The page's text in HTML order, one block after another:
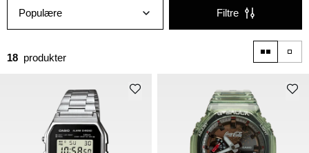
Populære Filtre
18 produkter